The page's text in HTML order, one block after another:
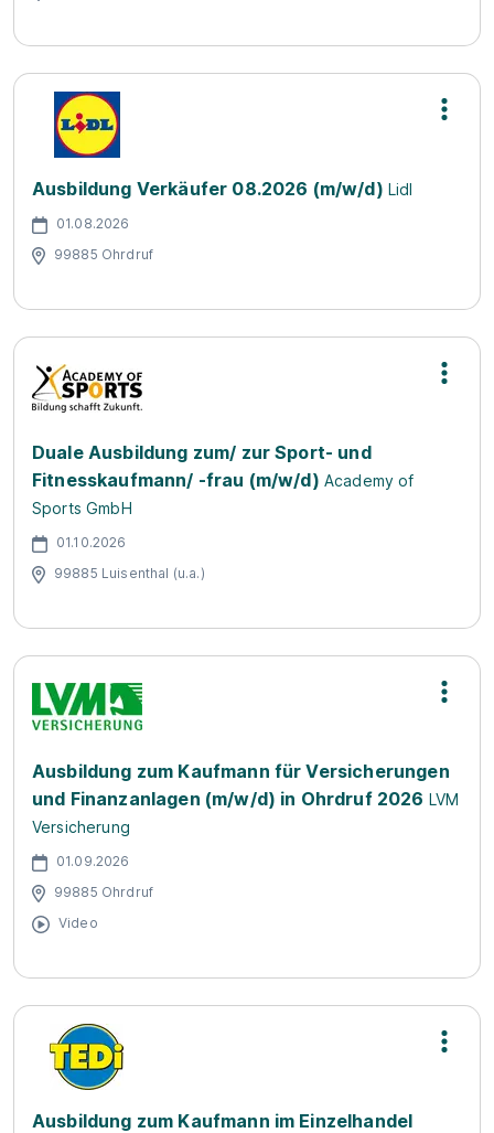
Ausbildung Verkäufer 08.2026 (m/w/d) Lidl
01.08.2026
99885 Ohrdruf
Duale Ausbildung zum/ zur Sport- und
Fitnesskaufmann/ -frau (m/w/d) Academy of
Sports GmbH
01.10.2026
99885 Luisenthal (u.a.)
Ausbildung zum Kaufmann für Versicherungen
und Finanzanlagen (m/w/d) in Ohrdruf 2026 LVM
Versicherung
01.09.2026
99885 Ohrdruf
Video
Ausbildung zum Kaufmann im Einzelhandel